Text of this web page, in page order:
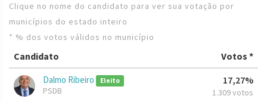
Clique no nome do candidato para ver sua votação por
municípios do estado inteiro
* % dos votos válidos no município
Candidato Votos *
Dalmo Ribeiro Eleito
PSDB
17,27%
1.309 votos